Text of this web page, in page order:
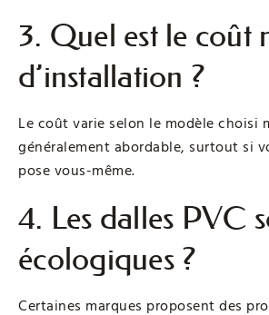
3. Quel est le coût
d’installation ?
Le coût varie selon le modèle choisi
généralement abordable, surtout si
pose vous-même.
4. Les dalles PVC
écologiques ?
Certaines marques proposent des